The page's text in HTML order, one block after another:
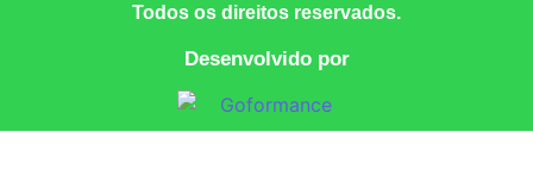
Todos os direitos reservados.
Desenvolvido por